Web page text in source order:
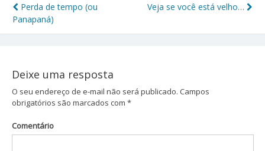
Navegação
de
Perda de tempo (ou
Panapaná)
Veja se você está velho…
Deixe uma resposta
O seu endereço de e-mail não será publicado. Campos
obrigatórios são marcados com *
Comentário